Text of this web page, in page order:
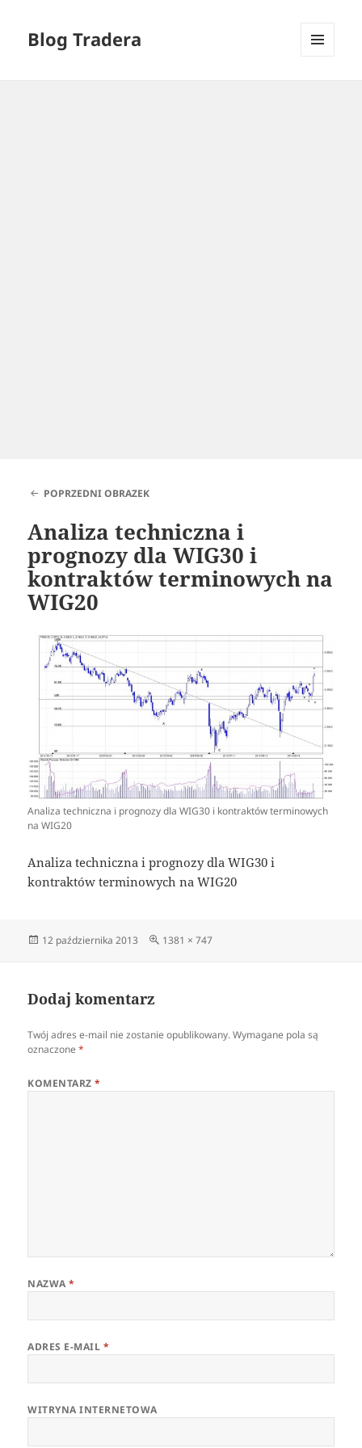
Blog Tradera
POPRZEDNI OBRAZEK
Analiza techniczna i
prognozy dla WIG30 i
kontraktów terminowych na
WIG20
Analiza techniczna i prognozy dla WIG30 i kontraktów terminowych
na WIG20
Analiza techniczna i prognozy dla WIG30 i
kontraktów terminowych na WIG20
Data
12 października 2013
Pełny
1381 × 747
Dodaj komentarz
Twój adres e-mail nie zostanie opublikowany. Wymagane pola są
oznaczone*
KOMENTARZ*
NAZWA*
ADRES E-MAIL *
WITRYNA INTERNETOWA